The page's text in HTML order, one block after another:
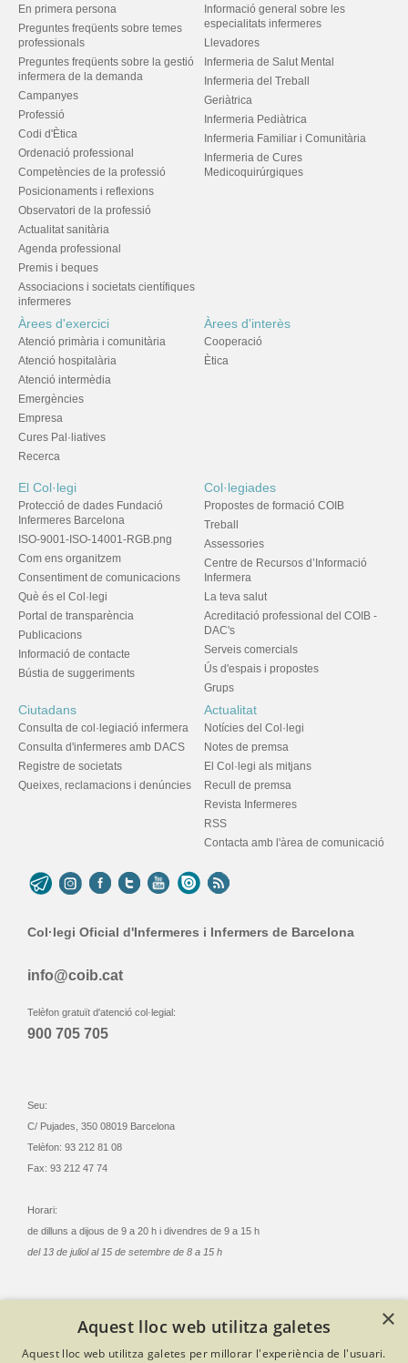
En primera persona
Preguntes freqüents sobre temes
professionals
Preguntes freqüents sobre la gestió
infermera de la demanda
Campanyes
Professió
Codi d'Ètica
Ordenació professional
Competències de la professió
Posicionaments i reflexions
Observatori de la professió
Actualitat sanitària
Agenda professional
Premis i beques
Associacions i societats científiques
infermeres
Informació general sobre les
especialitats infermeres
Llevadores
Infermeria de Salut Mental
Infermeria del Treball
Geriàtrica
Infermeria Pediàtrica
Infermeria Familiar i Comunitària
Infermeria de Cures
Medicoquirúrgiques
Àrees d'exercici
Atenció primària i comunitària
Atenció hospitalària
Atenció intermèdia
Emergències
Empresa
Cures Pal·liatives
Recerca
Àrees d'interès
Cooperació
Ètica
El Col·legi
Protecció de dades Fundació
Infermeres Barcelona
ISO-9001-ISO-14001-RGB.png
Com ens organitzem
Consentiment de comunicacions
Què és el Col·legi
Portal de transparència
Publicacions
Informació de contacte
Bústia de suggeriments
Col·legiades
Propostes de formació COIB
Treball
Assessories
Centre de Recursos d’Informació
Infermera
La teva salut
Acreditació professional del COIB -
DAC's
Serveis comercials
Ús d'espais i propostes
Grups
Ciutadans
Consulta de col·legiació infermera
Consulta d'infermeres amb DACS
Registre de societats
Queixes, reclamacions i denúncies
Actualitat
Notícies del Col·legi
Notes de premsa
El Col·legi als mitjans
Recull de premsa
Revista Infermeres
RSS
Contacta amb l'àrea de comunicació
Col·legi Oficial d'Infermeres i Infermers de Barcelona
info@coib.cat
Telèfon gratuït d'atenció col·legial:
900 705 705
Seu:
C/ Pujades, 350 08019 Barcelona
Telèfon: 93 212 81 08
Fax: 93 212 47 74
Horari:
de dilluns a dijous de 9 a 20 h i divendres de 9 a 15 h
del 13 de juliol al 15 de setembre de 8 a 15 h
© Col·legi Oficial Infermeres i Infermers de Barcelona
×
Aquest lloc web utilitza galetes
Aquest lloc web utilitza galetes per millorar l'experiència de l'usuari.